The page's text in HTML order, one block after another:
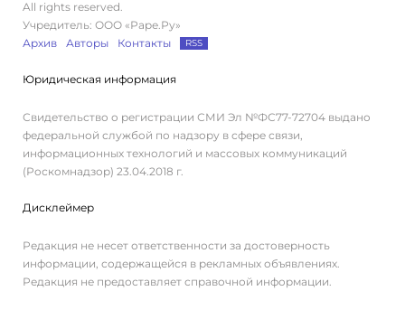
All rights reserved.
Учредитель: ООО «Раре.Ру»
Архив
Авторы Контакты RSS
Юридическая информация
Свидетельство о регистрации СМИ Эл №ФС77-72704 выдано
федеральной службой по надзору в сфере связи,
информационных технологий и массовых коммуникаций
(Роскомнадзор) 23.04.2018 г.
Дисклеймер
Редакция не несет ответственности за достоверность
информации, содержащейся в рекламных объявлениях.
Редакция не предоставляет справочной информации.